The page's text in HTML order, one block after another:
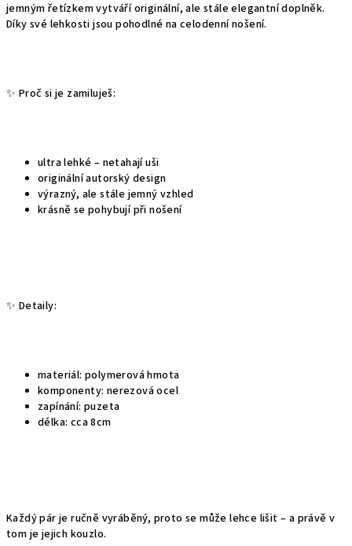
jemným řetízkem vytváří originální, ale stále elegantní doplněk.
Díky své lehkosti jsou pohodlné na celodenní nošení.
✨ Proč si je zamiluješ:
ultra lehké – netahají uši
originální autorský design
výrazný, ale stále jemný vzhled
krásně se pohybují při nošení
✨ Detaily:
materiál: polymerová hmota
komponenty: nerezová ocel
zapínání: puzeta
délka: cca 8cm
Každý pár je ručně vyráběný, proto se může lehce lišit – a právě v
tom je jejich kouzlo.